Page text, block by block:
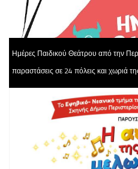
Ημέρες Παιδικού Θεάτρου από την
παραστάσεις σε 24 πόλεις και χωριά